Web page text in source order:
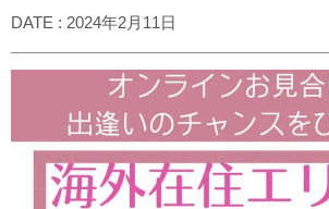
DATE : 2024年2月11日